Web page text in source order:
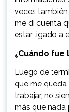
veces
me di cuenta
estar ligado a
¿Cuándo
Luego de
que me queda
trabajar, no
más que nada